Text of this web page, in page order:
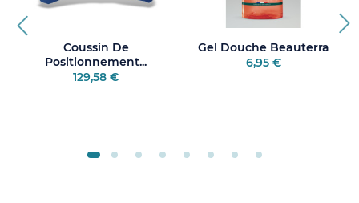
Coussin De
Positionnement...
129,58 €
Gel Douche Beauterra
6,95 €